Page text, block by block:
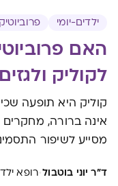
ילדים-יומי
האם
לקוליק
קוליק היא תופעה
אינה ברורה, מחקרים
מסייע לשיפור
ד"ר יוני בוטבול·רופא